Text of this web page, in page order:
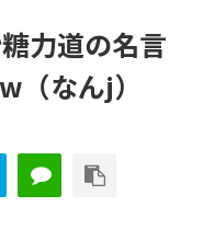
化決定でKOTOKOが主
【二次
との関連が意味不明だ
力道の名言
（なんj）